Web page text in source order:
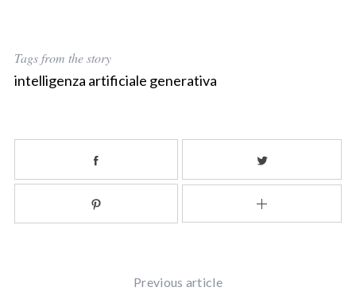
Tags from the story
intelligenza artificiale generativa
Previous article